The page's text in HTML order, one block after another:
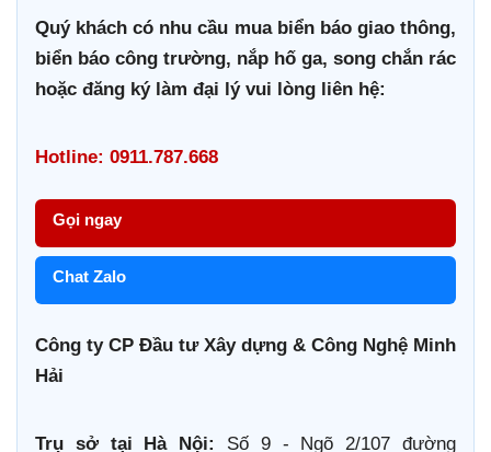
Quý khách có nhu cầu mua biển báo giao thông,
biển báo công trường, nắp hố ga, song chắn rác
hoặc đăng ký làm đại lý vui lòng liên hệ:
Hotline: 0911.787.668
Gọi ngay
Chat Zalo
Công ty CP Đầu tư Xây dựng & Công Nghệ Minh
Hải
Trụ sở tại Hà Nội:
Số 9 - Ngõ 2/107 đường